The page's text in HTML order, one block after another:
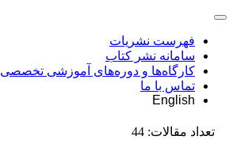
فهرست نشریات
سامانه نشر کتاب
کارگاه‌ها و دوره‌های آموزشی تخصصی
تماس با ما
English
تعداد مقالات: 44